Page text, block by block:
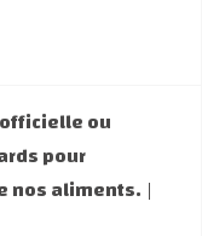
officielle ou
pour
nos aliments. |